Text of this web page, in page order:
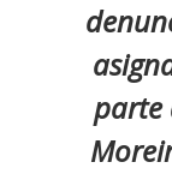
parte